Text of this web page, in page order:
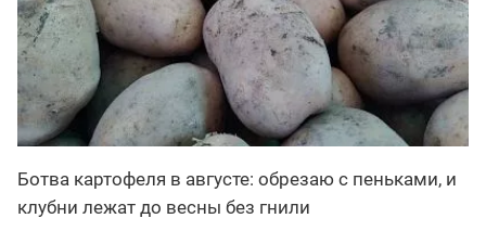
Ботва картофеля в августе: обрезаю с пеньками, и
клубни лежат до весны без гнили